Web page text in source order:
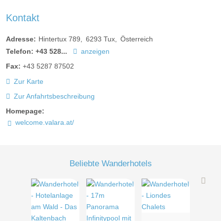
Juniorsuite "Schmittenberg" 43m²
eleganten und klassischen Wohlfühl-Ausstattung. Der
Kontakt
Adresse: Hintertux 789 6293 Tux
Österreich
Telefon: +43 528...
anzeigen
Fax: +43 5287 87502
Zur Karte
Zur Anfahrtsbeschreibung
Homepage:
welcome.valara.at/
Beliebte Wanderhotels